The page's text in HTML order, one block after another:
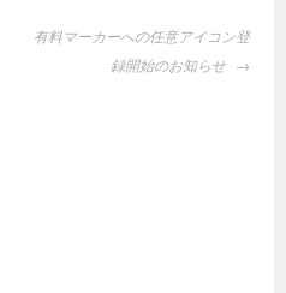
有料マーカーへの任意アイコン登
録開始のお知らせ